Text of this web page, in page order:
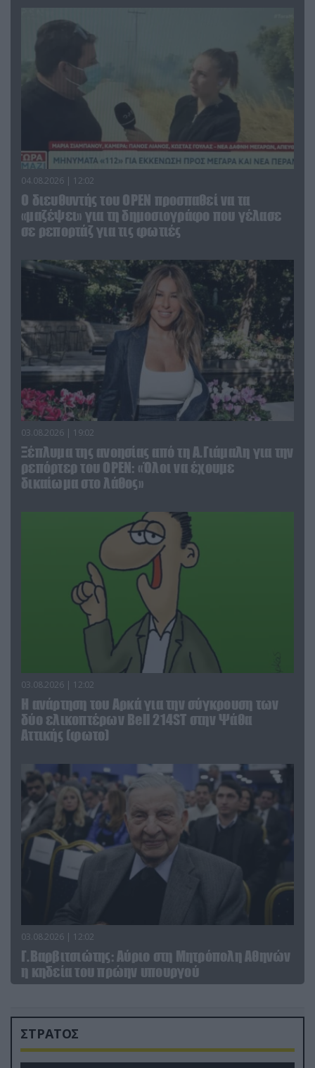
04.08.2026 | 12:02
O διευθυντής του OPEN προσπαθεί να τα
«μαζέψει» για τη δημοσιογράφο που γέλασε
σε ρεπορτάζ για τις φωτιές
03.08.2026 | 19:02
Ξέπλυμα της ανοησίας από τη Α.Γιάμαλη για την
ρεπόρτερ του ΟΡΕΝ: «Όλοι να έχουμε
δικαίωμα στο λάθος»
03.08.2026 | 12:02
Η ανάρτηση του Αρκά για την σύγκρουση των
δύο ελικοπτέρων Bell 214ST στην Ψάθα
Αττικής (φωτο)
03.08.2026 | 12:02
Γ.Βαρβιτσιώτης: Aύριο στη Μητρόπολη Αθηνών
η κηδεία του πρώην υπουργού
ΣΤΡΑΤΟΣ